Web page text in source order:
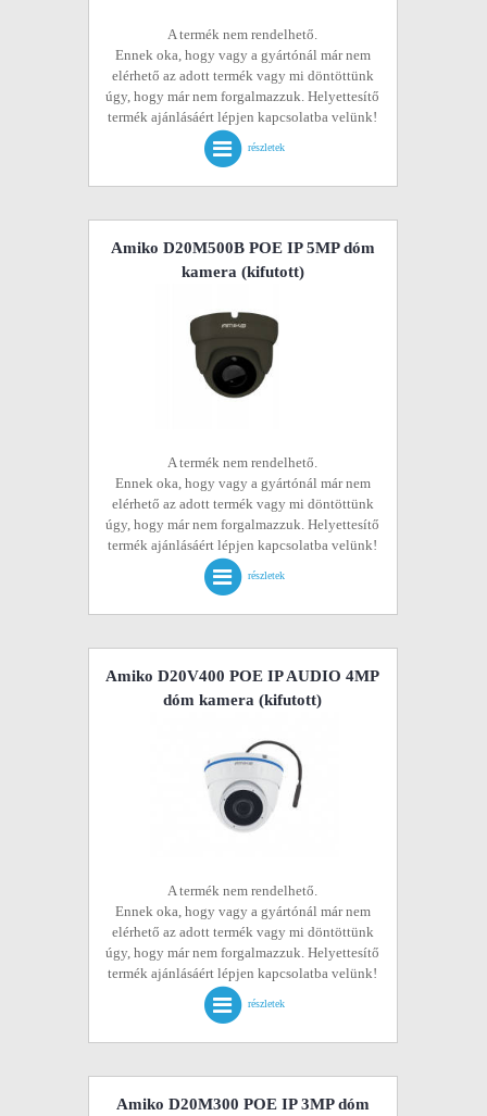
A termék nem rendelhető.
Ennek oka, hogy vagy a gyártónál már nem
elérhető az adott termék vagy mi döntöttünk
úgy, hogy már nem forgalmazzuk. Helyettesítő
termék ajánlásáért lépjen kapcsolatba velünk!
részletek
Amiko D20M500B POE IP 5MP dóm
kamera (kifutott)
A termék nem rendelhető.
Ennek oka, hogy vagy a gyártónál már nem
elérhető az adott termék vagy mi döntöttünk
úgy, hogy már nem forgalmazzuk. Helyettesítő
termék ajánlásáért lépjen kapcsolatba velünk!
részletek
Amiko D20V400 POE IP AUDIO 4MP
dóm kamera (kifutott)
A termék nem rendelhető.
Ennek oka, hogy vagy a gyártónál már nem
elérhető az adott termék vagy mi döntöttünk
úgy, hogy már nem forgalmazzuk. Helyettesítő
termék ajánlásáért lépjen kapcsolatba velünk!
részletek
Amiko D20M300 POE IP 3MP dóm